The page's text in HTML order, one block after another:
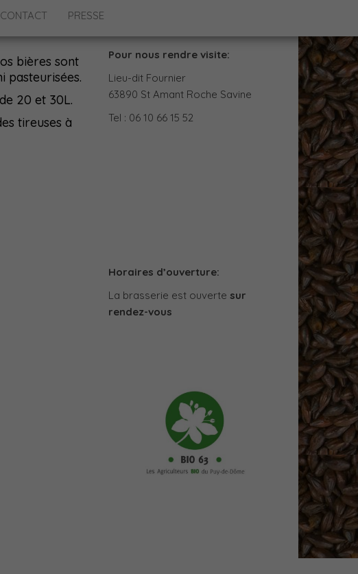
CONTACT PRESSE
bières sont
pasteurisées.
20 et 30L.
tireuses à
Pour nous rendre visite:
Lieu-dit Fournier
63890 St Amant Roche Savine
Tel : 06 10 66 15 52
Horaires d’ouverture:
La brasserie est ouverte sur
rendez-vous